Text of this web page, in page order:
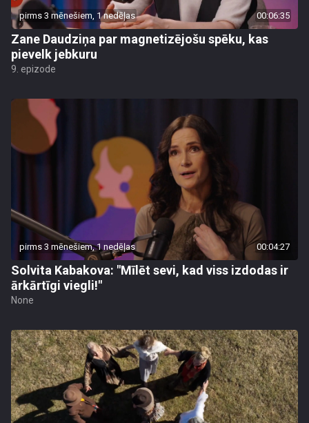
pirms 3 mēnešiem, 1 nedēļas 00:06:35
Zane Daudziņa par magnetizējošu spēku, kas
pievelk jebkuru
9. epizode
pirms 3 mēnešiem, 1 nedēļas 00:04:27
Solvita Kabakova: "Mīlēt sevi, kad viss izdodas ir
ārkārtīgi viegli!"
None